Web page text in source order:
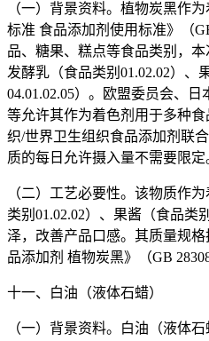
（一）背景资料。植物炭黑作
标准 食品添加剂使用标准》（
品、糖果、糕点等食品类别，
发酵乳（食品类别01.02.02）、
04.01.02.05）。欧盟委员会、
等允许其作为着色剂用于多种
织/世界卫生组织食品添加剂联
质的每日允许摄入量不需要限定
（二）工艺必要性。该物质作
类别01.02.02）、果酱（食品类
泽，改善产品口感。其质量规
品添加剂 植物炭黑》（GB 28308
十一、白油（液体石蜡）
（一）背景资料。白油（液体